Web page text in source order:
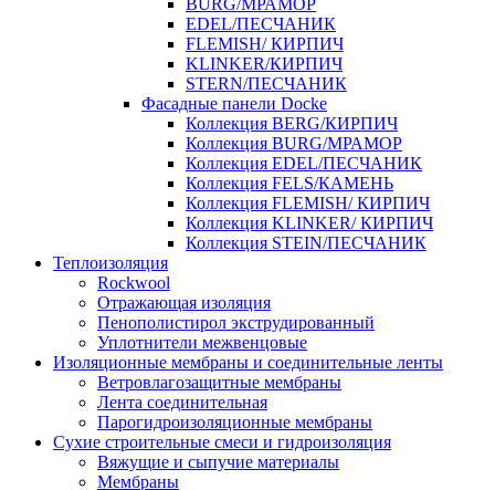
EDEL/ПЕСЧАНИК
FLEMISH/ КИРПИЧ
KLINKER/КИРПИЧ
STERN/ПЕСЧАНИК
Фасадные панели Docke
Коллекция BERG/КИРПИЧ
Коллекция BURG/МРАМОР
Коллекция EDEL/ПЕСЧАНИК
Коллекция FELS/КАМЕНЬ
Коллекция FLEMISH/ КИРПИЧ
Коллекция KLINKER/ КИРПИЧ
Коллекция STEIN/ПЕСЧАНИК
Теплоизоляция
Rockwool
Отражающая изоляция
Пенополистирол экструдированный
Уплотнители межвенцовые
Изоляционные мембраны и соединительные ленты
Ветровлагозащитные мембраны
Лента соединительная
Парогидроизоляционные мембраны
Сухие строительные смеси и гидроизоляция
Вяжущие и сыпучие материалы
Мембраны